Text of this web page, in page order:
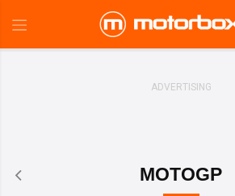
MOTOGP